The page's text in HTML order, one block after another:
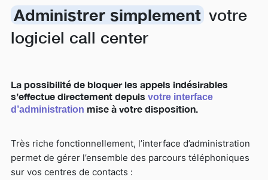
Administrer simplementvotre
logiciel call center
La possibilité de bloquer les appels indésirables
s’effectue directement depuis votre interface
d’administration mise à votre disposition.
Très riche fonctionnellement, l’interface d’administration
permet de gérer l’ensemble des parcours téléphoniques
sur vos centres de contacts :